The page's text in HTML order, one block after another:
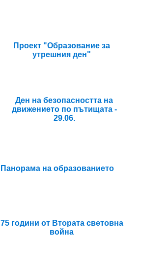
Проект "Образование за
утрешния ден"
Ден на безопасността на
движението по пътищата -
29.06.
Панорама на образованието
75 години от Втората световна
война